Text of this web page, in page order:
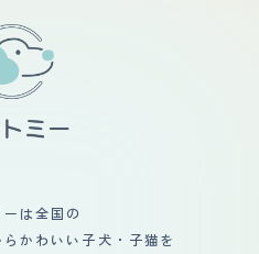
一回す
す。あまりにも臭いときや、
ときのみにしていますが、定
ると毛が気にならなくなりま
ブラッシングをするのとブラ
毛がシャンプーで抜けるので
てからは、用を足す前に鳴い
ートで頻繁に体を拭きながら
今のところ健康状態は問題な
【鳴き声】 まだ
他の猫が来ると声は低くなり
飯の催促の時くらいにしか鳴
い声を出しましたが、今は無
並みも柔らかく、模様もヒョ
メージかもしれませんが、そ
や人に慣れてくると良く遊ん
は全国の
かわいい子犬・子猫を